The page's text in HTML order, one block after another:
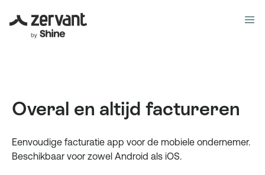
Overal en altijd factureren
Eenvoudige facturatie app voor de mobiele ondernemer.
Beschikbaar voor zowel Android als iOS.